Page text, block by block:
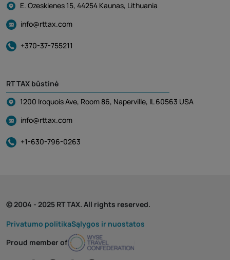
E. Ozeskienes 15, 44254 Kaunas, Lithuania
info@rttax.com
+370-37-755211
RT TAX būstinė
1200 Iroquois Ave, Room 86, Naperville, IL 60563 USA
info@rttax.com
+1-630-796-0263
© 2004 - 2025 RT TAX. All rights reserved.
Privatumo politikaSąlygos ir nuostatos
Proud member of